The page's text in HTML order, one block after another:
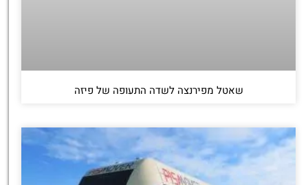
שאטל מפירנצה לשדה התעופה של פיזה